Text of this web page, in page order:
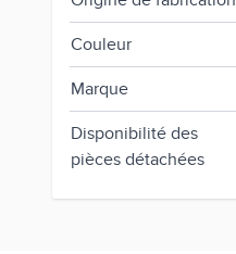
Couleur
Marque
Disponibilité des
pièces détachées